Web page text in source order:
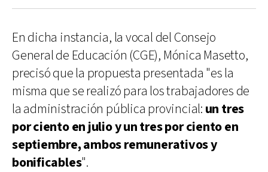
En dicha instancia, la vocal del Consejo
General de Educación (CGE), Mónica Masetto,
precisó que la propuesta presentada "es la
misma que se realizó para los trabajadores de
la administración pública provincial: un tres
por ciento en julio y un tres por ciento en
septiembre, ambos remunerativos y
bonificables".